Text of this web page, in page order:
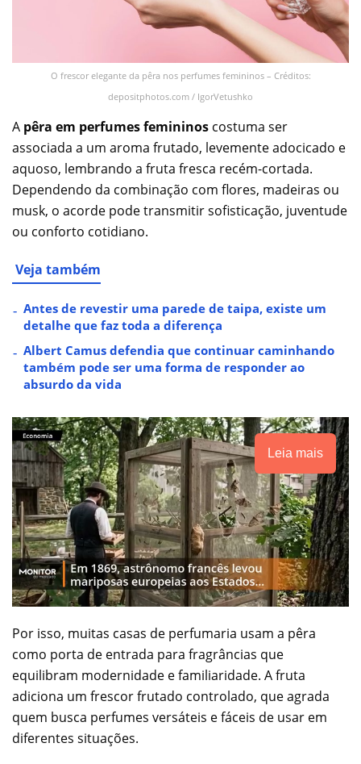
O frescor elegante da pêra nos perfumes femininos – Créditos:
depositphotos.com / IgorVetushko
A pêra em perfumes femininos costuma ser
associada a um aroma frutado, levemente adocicado e
aquoso, lembrando a fruta fresca recém-cortada.
Dependendo da combinação com flores, madeiras ou
musk, o acorde pode transmitir sofisticação, juventude
ou conforto cotidiano.
Veja também
Antes de revestir uma parede de taipa, existe um
detalhe que faz toda a diferença
Albert Camus defendia que continuar caminhando
também pode ser uma forma de responder ao
absurdo da vida
Leia mais
Por isso, muitas casas de perfumaria usam a pêra
como porta de entrada para fragrâncias que
equilibram modernidade e familiaridade. A fruta
adiciona um frescor frutado controlado, que agrada
quem busca perfumes versáteis e fáceis de usar em
diferentes situações.